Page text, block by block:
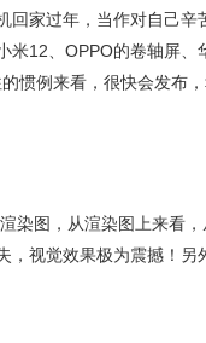
回家过年，当作对自己
米12、OPPO的卷轴屏
惯例来看，很快会发布，
染图，从渲染图上来看
，视觉效果极为震撼！